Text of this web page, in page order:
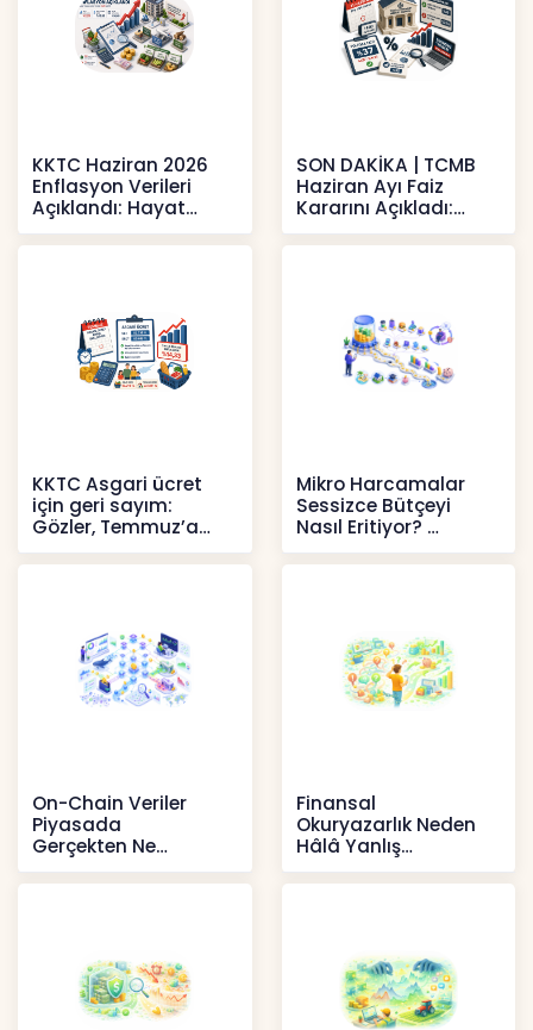
KKTC Haziran 2026
Enflasyon Verileri
Açıklandı: Hayat
Pahalılığı Yükselişini
Sür
SON DAKİKA | TCMB
Haziran Ayı Faiz
Kararını Açıkladı:
Politika Faizi Yüzde
37’de
KKTC Asgari ücret
için geri sayım:
Gözler, Temmuz’a
yansıması beklenen
artışta
Mikro Harcamalar
Sessizce Bütçeyi
Nasıl Eritiyor?
İçerikler
On-Chain Veriler
Piyasada
Gerçekten Ne
Anlatır?
Kripto
Finansal
Okuryazarlık Neden
Hâlâ Yanlış
Anlaşılıyor?
İçerikler